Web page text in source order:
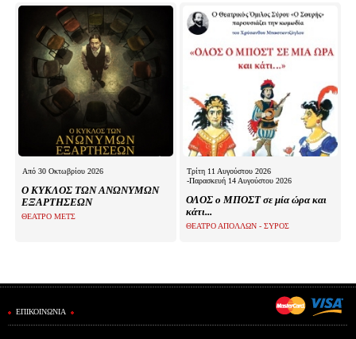
Από 30 Οκτωβρίου 2026
Ο ΚΥΚΛΟΣ ΤΩΝ ΑΝΩΝΥΜΩΝ
ΕΞΑΡΤΗΣΕΩΝ
ΘΕΑΤΡΟ ΜΕΤΣ
Τρίτη 11 Αυγούστου 2026
-Παρασκευή 14 Αυγούστου 2026
ΟΛΟΣ ο ΜΠΟΣΤ σε μία ώρα και
κάτι...
ΘΕΑΤΡΟ ΑΠΟΛΛΩΝ - ΣΥΡΟΣ
ΕΠΙΚΟΙΝΩΝΙΑ